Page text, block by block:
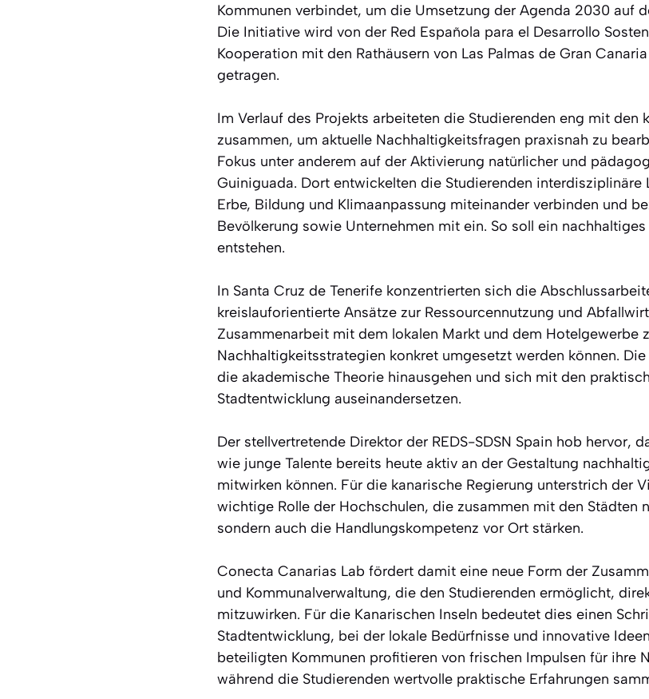
Kommunen verbindet, um die Umsetzung der Agenda 2030 auf
Die Initiative wird von der Red Española para el Desarrollo
Kooperation mit den Rathäusern von Las Palmas de Gran
getragen.
Im Verlauf des Projekts arbeiteten die Studierenden eng mit den
zusammen, um aktuelle Nachhaltigkeitsfragen praxisnah zu
Fokus unter anderem auf der Aktivierung natürlicher und
Guiniguada. Dort entwickelten die Studierenden interdisziplinäre
Erbe, Bildung und Klimaanpassung miteinander verbinden und
Bevölkerung sowie Unternehmen mit ein. So soll ein
entstehen.
In Santa Cruz de Tenerife konzentrierten sich die
kreislauforientierte Ansätze zur Ressourcennutzung und
Zusammenarbeit mit dem lokalen Markt und dem Hotelgewerbe
Nachhaltigkeitsstrategien konkret umgesetzt werden können.
die akademische Theorie hinausgehen und sich mit den
Stadtentwicklung auseinandersetzen.
Der stellvertretende Direktor der REDS-SDSN Spain hob hervor,
wie junge Talente bereits heute aktiv an der Gestaltung
mitwirken können. Für die kanarische Regierung unterstrich der
wichtige Rolle der Hochschulen, die zusammen mit den Städten
sondern auch die Handlungskompetenz vor Ort stärken.
Conecta Canarias Lab fördert damit eine neue Form der
und Kommunalverwaltung, die den Studierenden ermöglicht,
mitzuwirken. Für die Kanarischen Inseln bedeutet dies einen
Stadtentwicklung, bei der lokale Bedürfnisse und innovative
beteiligten Kommunen profitieren von frischen Impulsen für ihre
während die Studierenden wertvolle praktische Erfahrungen